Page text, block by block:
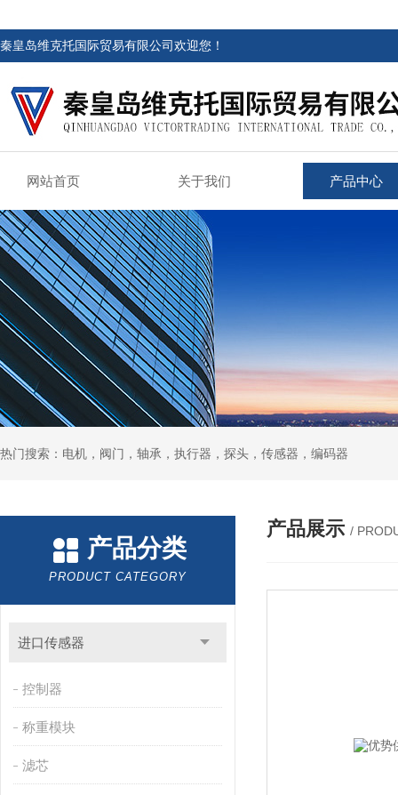
秦皇岛维克托国际贸易有限公司欢迎您！
网站首页 关于我们 产品中心
热门搜索：电机，阀门，轴承，执行器，探头，传感器，编码器
产品分类
PRODUCT CATEGORY
进口传感器
控制器
称重模块
滤芯
产品展示 /